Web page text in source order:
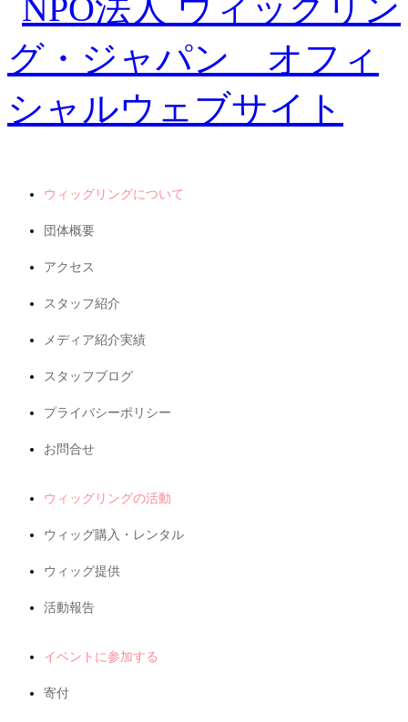
ウィッグリングについて
団体概要
アクセス
スタッフ紹介
メディア紹介実績
スタッフブログ
プライバシーポリシー
お問合せ
ウィッグリングの活動
ウィッグ購入・レンタル
ウィッグ提供
活動報告
イベントに参加する
寄付